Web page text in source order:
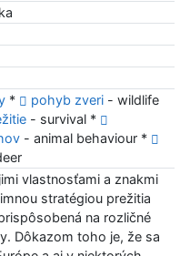
* pohyb zveri- wildlife
- survival *
- animal behaviour *
vlastnosťami a znakmi
stratégiou prežitia
na rozličné
Dôkazom toho je, že sa